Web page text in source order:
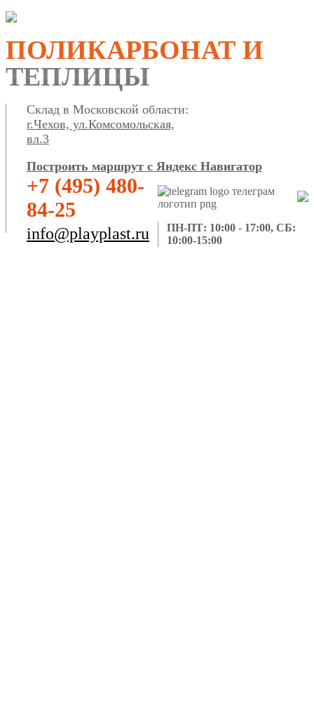
ПОЛИКАРБОНАТ И
ТЕПЛИЦЫ
Склад в Московской области:
г.Чехов, ул.Комсомольская,
вл.3
Построить маршрут с Яндекс Навигатор
+7 (495) 480-
84-25
info@playplast.ru
ПН-ПТ: 10:00 - 17:00, СБ:
10:00-15:00